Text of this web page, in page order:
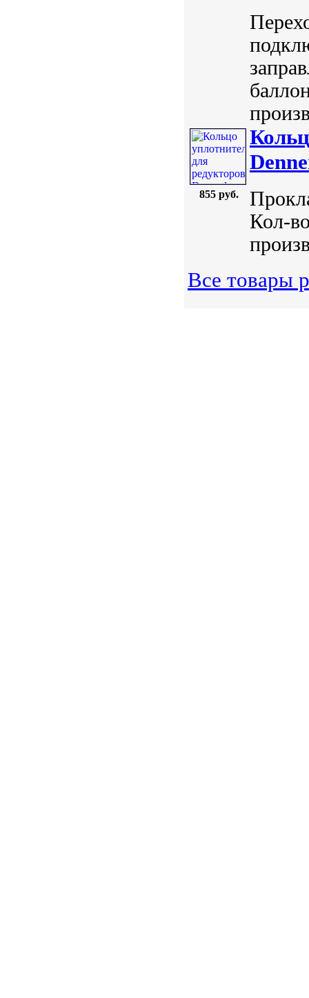
855 руб.
Кол-
Все товары